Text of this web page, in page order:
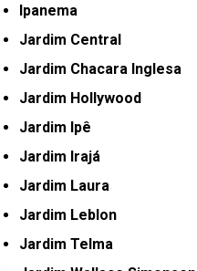
Ipanema
Jardim Central
Jardim Chacara Inglesa
Jardim Hollywood
Jardim Ipê
Jardim Irajá
Jardim Laura
Jardim Leblon
Jardim Telma